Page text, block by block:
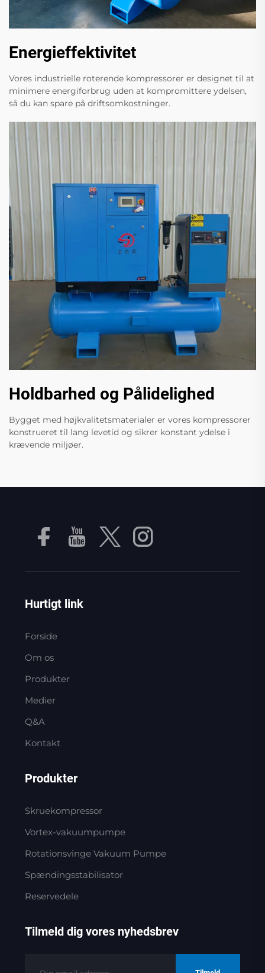
Energieffektivitet
Vores industrielle roterende kompressorer er designet til at
minimere energiforbrug uden at kompromittere ydelsen,
så du kan spare på driftsomkostninger.
Holdbarhed og Pålidelighed
Bygget med højkvalitetsmaterialer er vores kompressorer
konstrueret til lang levetid og sikrer konstant ydelse i
krævende miljøer.
Hurtigt link
Forside
Om os
Produkter
Medier
Q&A
Kontakt
Produkter
Skruekompressor
Vortex-vakuumpumpe
Rotationsvinge Vakuum Pumpe
Spændingsstabilisator
Reservedele
Tilmeld dig vores nyhedsbrev